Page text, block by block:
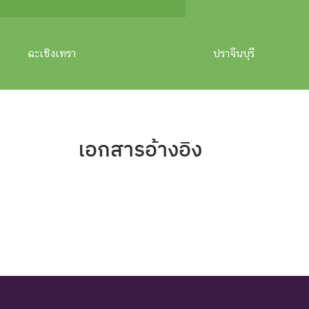
ฉะเชิงเทรา ปราจีนบุรี
เอกสารอ้างอิง